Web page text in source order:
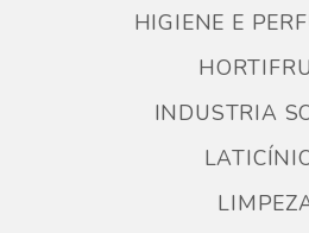
HIGIENE E
INDUSTRIA